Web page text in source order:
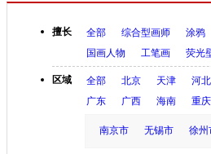
擅长 全部 综合型画师 涂鸦
国画人物
工笔画 荧光
区域 全部 北京 天津 河北
广东
广西 海南 重庆
南京市 无锡市 徐州